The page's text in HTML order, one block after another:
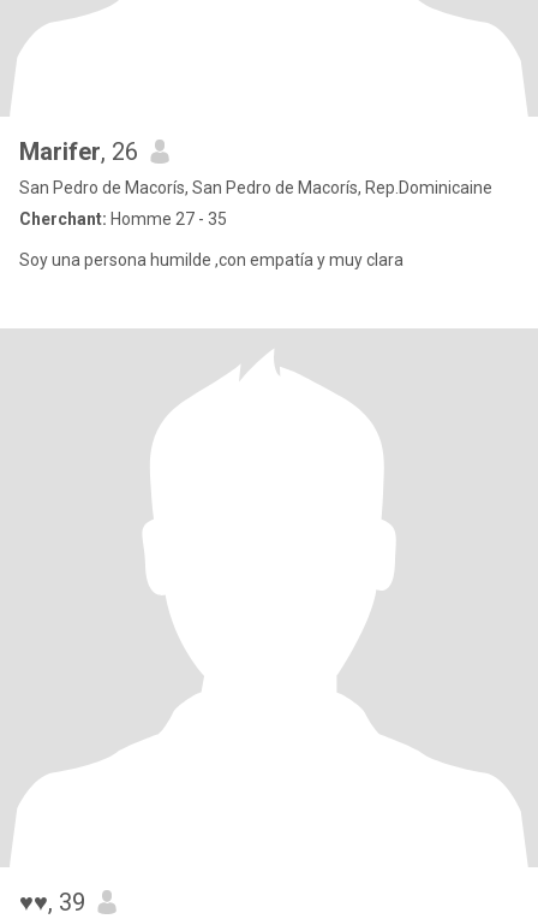
Marifer, 26
San Pedro de Macorís, San Pedro de Macorís, Rep.Dominicaine
Cherchant: Homme 27 - 35
Soy una persona humilde ,con empatía y muy clara
♥♥, 39